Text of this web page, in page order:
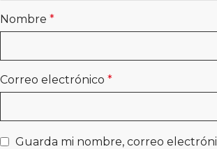
Nombre *
Correo electrónico *
Guarda mi nombre, correo